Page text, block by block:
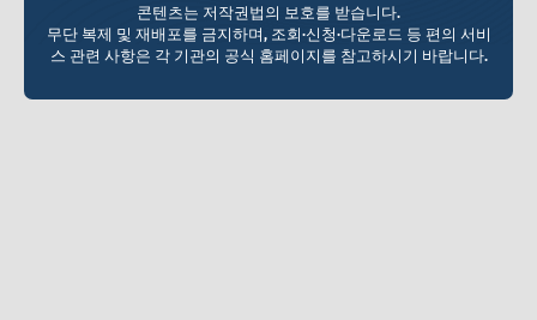
콘텐츠는 저작권법의 보호를 받습니다.
무단 복제 및 재배포를 금지하며, 조회·신청·다운로드 등 편의 서비
스 관련 사항은 각 기관의 공식 홈페이지를 참고하시기 바랍니다.